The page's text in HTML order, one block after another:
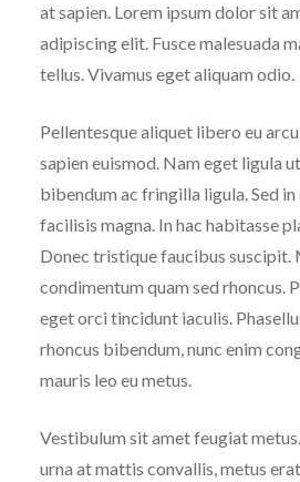
at sapien. Lorem ipsum dolor sit
adipiscing elit. Fusce malesuada
tellus. Vivamus eget aliquam odio.
Pellentesque aliquet libero eu
sapien euismod. Nam eget ligula
bibendum ac fringilla ligula. Sed
facilisis magna. In hac habitasse
Donec tristique faucibus suscipit.
condimentum quam sed rhoncus.
eget orci tincidunt iaculis.
rhoncus bibendum, nunc enim
mauris leo eu metus.
Vestibulum sit amet feugiat
urna at mattis convallis, metus